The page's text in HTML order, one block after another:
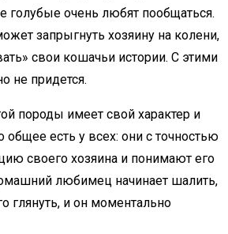
голубые очень любят пообщаться.
запрыгнуть хозяину на колени,
свои кошачьи истории. С этими
не придется.
породы имеет свой характер и
общее есть у всех: они с точностью
своего хозяина и понимают его
любимец начинает шалить,
глянуть, и он моментально